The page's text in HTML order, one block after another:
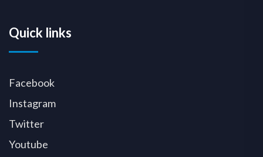
Quick links
Facebook
Instagram
Twitter
Youtube